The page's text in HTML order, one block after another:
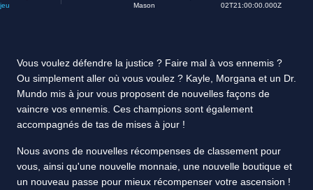
jeu
Mason
02T21:00:00.000Z
Vous voulez défendre la justice ? Faire mal à vos ennemis ?
Ou simplement aller où vous voulez ? Kayle, Morgana et un Dr.
Mundo mis à jour vous proposent de nouvelles façons de
vaincre vos ennemis. Ces champions sont également
accompagnés de tas de mises à jour !
Nous avons de nouvelles récompenses de classement pour
vous, ainsi qu'une nouvelle monnaie, une nouvelle boutique et
un nouveau passe pour mieux récompenser votre ascension !